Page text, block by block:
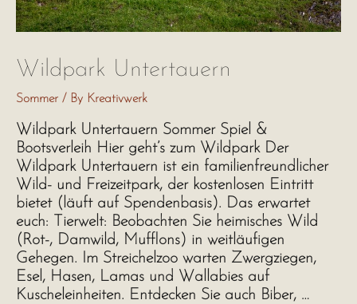
Wildpark Untertauern
Sommer / By Kreativwerk
Wildpark Untertauern Sommer Spiel &
Bootsverleih Hier geht’s zum Wildpark Der
Wildpark Untertauern ist ein familienfreundlicher
Wild- und Freizeitpark, der kostenlosen Eintritt
bietet (läuft auf Spendenbasis). Das erwartet
euch: Tierwelt: Beobachten Sie heimisches Wild
(Rot-, Damwild, Mufflons) in weitläufigen
Gehegen. Im Streichelzoo warten Zwergziegen,
Esel, Hasen, Lamas und Wallabies auf
Kuscheleinheiten. Entdecken Sie auch Biber, …